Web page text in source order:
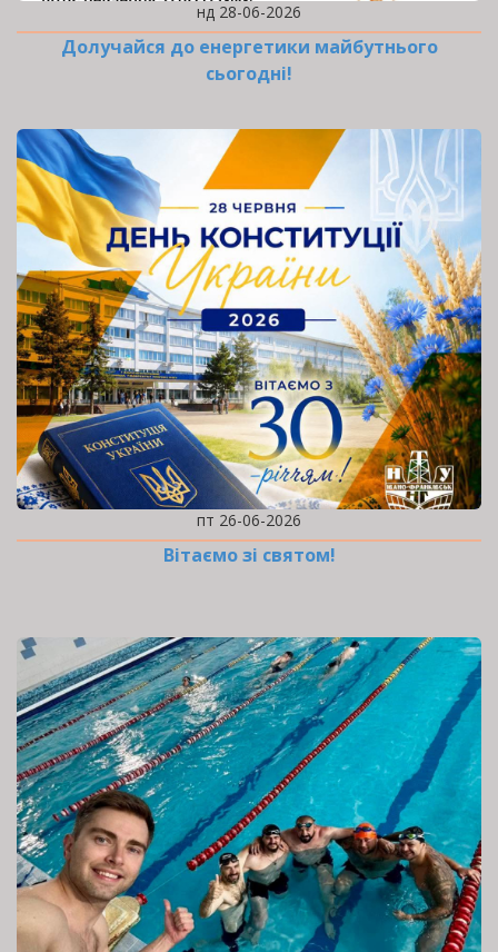
нд 28-06-2026
Долучайся до енергетики майбутнього
сьогодні!
пт 26-06-2026
Вітаємо зі святом!